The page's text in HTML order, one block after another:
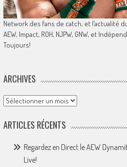
Network des fans de catch, et l’actualité
AEW, Impact, ROH, NJPW, GNW, et
Toujours!
ARCHIVES
Archives
ARTICLES RÉCENTS
Regardez en Direct le AEW
Live!